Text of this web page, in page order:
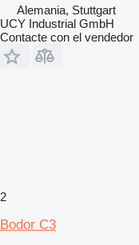
Alemania, Stuttgart
UCY Industrial GmbH
Contacte con el vendedor
2
Bodor C3